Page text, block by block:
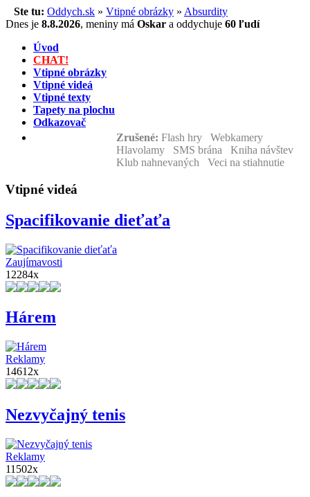
Ste tu: Oddych.sk » Vtipné obrázky » Absurdity
Dnes je 8.8.2026, meniny má Oskar a oddychuje 60 ľudí
Úvod
CHAT!
Vtipné obrázky
Vtipné videá
Vtipné texty
Tapety na plochu
Odkazovač
Zrušené: Flash hry Webkamery
Hlavolamy SMS brána Kniha návštev
Klub nahnevaných Veci na stiahnutie
Vtipné videá
Spacifikovanie dieťaťa
Zaujímavosti
12284x
Hárem
Reklamy
14612x
Nezvyčajný tenis
Reklamy
11502x